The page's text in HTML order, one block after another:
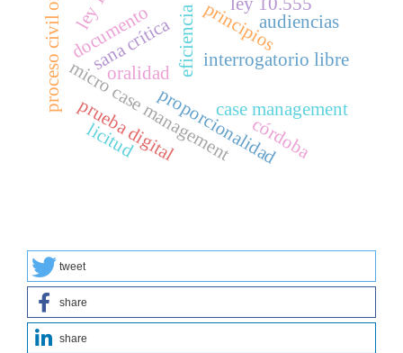
case management
proporcionalidad
eficiencia
micro case management
principios
oralidad
audiencias
interrogatorio libre
proceso civil oral sana crítica
prueba digital
documento
licitud córdoba
tweet
share
share